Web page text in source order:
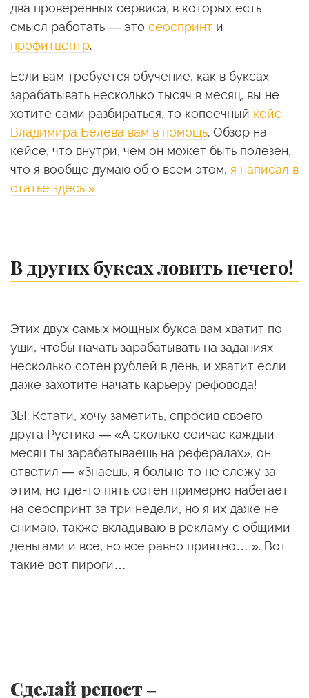
два проверенных сервиса, в которых есть
смысл работать — это сеоспринт и
профитцентр.
Если вам требуется обучение, как в буксах
зарабатывать несколько тысяч в месяц, вы не
хотите сами разбираться, то копеечный кейс
Владимира Белева вам в помощь. Обзор на
кейсе, что внутри, чем он может быть полезен,
что я вообще думаю об о всем этом, я написал в
статье здесь »
В других буксах ловить нечего!
Этих двух самых мощных букса вам хватит по
уши, чтобы начать зарабатывать на заданиях
несколько сотен рублей в день, и хватит если
даже захотите начать карьеру рефовода!
ЗЫ: Кстати, хочу заметить, спросив своего
друга Рустика — «А сколько сейчас каждый
месяц ты зарабатываешь на рефералах», он
ответил — «Знаешь, я больно то не слежу за
этим, но где-то пять сотен примерно набегает
на сеоспринт за три недели, но я их даже не
снимаю, также вкладываю в рекламу с общими
деньгами и все, но все равно приятно… ». Вот
такие вот пироги…
Сделай репост –